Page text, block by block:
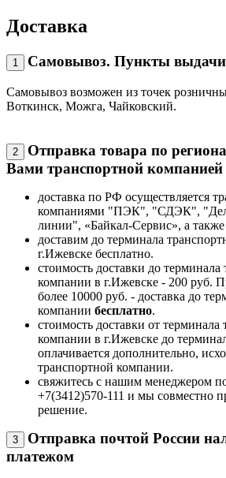
Доставка
1 Самовывоз. Пункты выдачи
Самовывоз возможен из точек
Воткинск, Можга, Чайковский.
2
Отправка товара по
Вами транспортной компанией
доставка по РФ осуществляется
компаниями "ПЭК", "СДЭК",
линии", «Байкал-Сервис», а
доставим до терминала
г.Ижевске бесплатно.
стоимость доставки до терминала
компании в г.Ижевске - 200 руб.
более 10000 руб. - доставка до
компании бесплатно.
стоимость доставки от терминала
компании в г.Ижевске до
оплачивается дополнительно,
транспортной компании.
свяжитесь с нашим менеджером
+7(3412)570-111 и мы совместно
решение.
3
Отправка почтой России
платежом